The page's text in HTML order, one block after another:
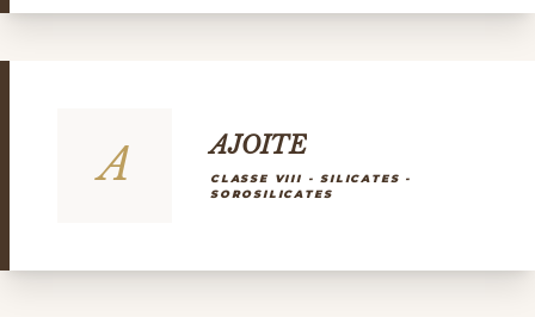
A AJOITE
CLASSE VIII - SILICATES -
SOROSILICATES